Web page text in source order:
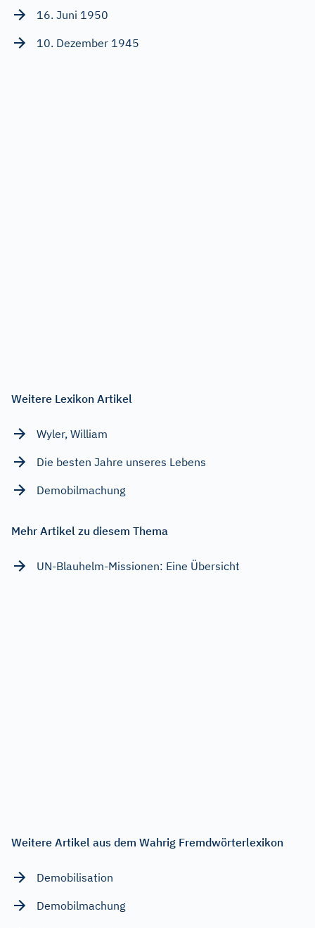
16. Juni 1950
10. Dezember 1945
Weitere Lexikon Artikel
Wyler, William
Die besten Jahre unseres Lebens
Demobilmachung
Mehr Artikel zu diesem Thema
UN-Blauhelm-Missionen: Eine Übersicht
Weitere Artikel aus dem Wahrig Fremdwörterlexikon
Demobilisation
Demobilmachung